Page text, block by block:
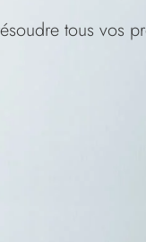
tous vos